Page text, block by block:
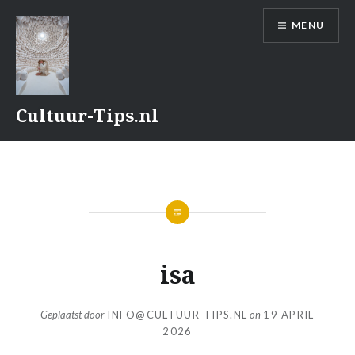
inhoud
springen
Cultuur-Tips.nl
MENU
isa
Geplaatst door INFO@CULTUUR-TIPS.NL on 19 APRIL
2026